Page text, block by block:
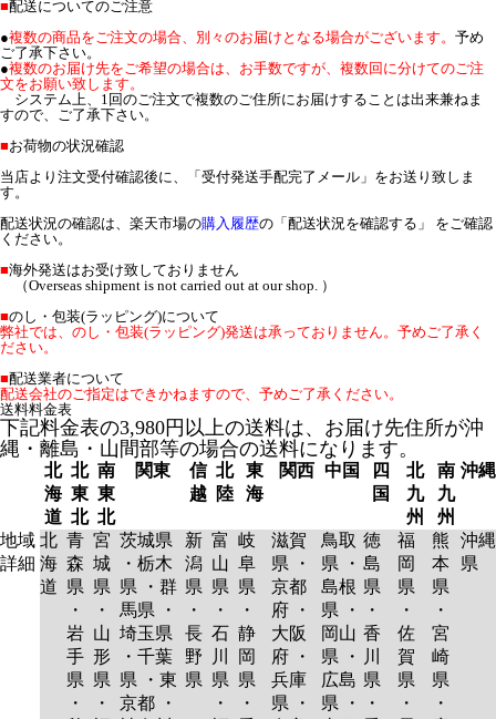
■配送についてのご注意
●複数の商品をご注文の場合、別々のお届けとなる場合がございます。 予め
ご了承下さい。
●複数のお届け先をご希望の場合は、お手数ですが、複数回に分けてのご注
文をお願い致します。
システム上、1回のご注文で複数のご住所にお届けすることは出来兼ねま
すので、ご了承下さい。
■お荷物の状況確認
当店より注文受付確認後に、「受付発送手配完了メール」をお送り致しま
す。
配送状況の確認は、楽天市場の購入履歴の「配送状況を確認する」 をご確認
ください。
■海外発送はお受け致しておりません
（Overseas shipment is not carried out at our shop. ）
■のし・包装(ラッピング)について
弊社では、のし・包装(ラッピング)発送は承っておりません。予めご了承く
ださい。
■配送業者について
配送会社のご指定はできかねますので、予めご了承ください。
送料料金表
下記料金表の3,980円以上の送料は、お届け先住所が沖
縄・離島・山間部等の場合の送料になります。
北
海
道
北
東
北
南
東
北
関東
信
越
北
陸
東
海
関西 中国
四
国
北
九
州
南
九
州
沖縄
地域
詳細
北
海
道
青
森
県
・
岩
手
県
・
宮
城
県
・
山
形
県
・
茨城県
・栃木
県 ・群
馬県 ・
埼玉県
・千葉
県 ・東
京都 ・
新
潟
県
・
長
野
県
富
山
県
・
石
川
県
・
岐
阜
県
・
静
岡
県
・
滋賀
県 ・
京都
府 ・
大阪
府 ・
兵庫
県 ・
鳥取
県 ・
島根
県 ・
岡山
県 ・
広島
県 ・
徳
島
県
・
香
川
県
・
福
岡
県
・
佐
賀
県
・
熊
本
県
・
宮
崎
県
・
沖縄
県